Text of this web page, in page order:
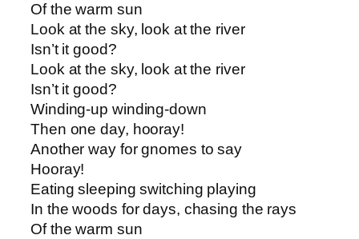
Of the warm sun
Look at the sky, look at the river
Isn’t it good?
Look at the sky, look at the river
Isn’t it good?
Winding-up winding-down
Then one day, hooray!
Another way for gnomes to say
Hooray!
Eating sleeping switching playing
In the woods for days, chasing the rays
Of the warm sun